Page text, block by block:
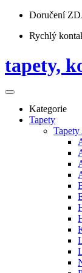
Doručení
Rychlý
tapety,
Kategorie
Tapety